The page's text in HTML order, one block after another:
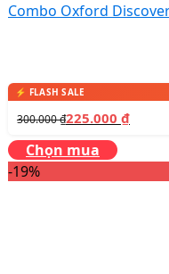
Combo Oxford
300.000₫225.000 ₫
Chọn mua
-19%